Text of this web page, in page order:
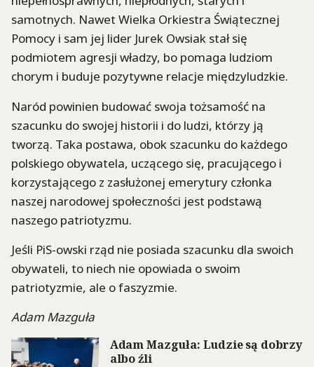
samotnych. Nawet Wielka Orkiestra Świątecznej
Pomocy i sam jej lider Jurek Owsiak stał się
podmiotem agresji władzy, bo pomaga ludziom
chorym i buduje pozytywne relacje międzyludzkie.
Naród powinien budować swoja tożsamość na
szacunku do swojej historii i do ludzi, którzy ją
tworzą. Taka postawa, obok szacunku do każdego
polskiego obywatela, uczącego się, pracującego i
korzystającego z zasłużonej emerytury członka
naszej narodowej społeczności jest podstawą
naszego patriotyzmu.
Jeśli PiS-owski rząd nie posiada szacunku dla swoich
obywateli, to niech nie opowiada o swoim
patriotyzmie, ale o faszyzmie.
Adam Mazguła
Adam Mazguła: Ludzie są dobrzy
albo źli